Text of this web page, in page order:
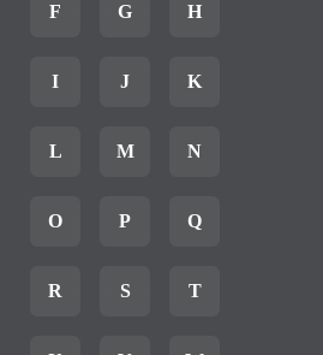
F G H
I J K
L M N
O P Q
R S T